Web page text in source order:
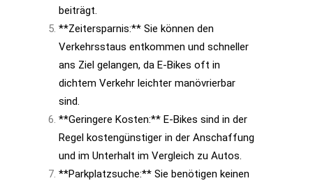
beiträgt.
**Zeitersparnis:** Sie können den
Verkehrsstaus entkommen und schneller
ans Ziel gelangen, da E-Bikes oft in
dichtem Verkehr leichter manövrierbar
sind.
**Geringere Kosten:** E-Bikes sind in der
Regel kostengünstiger in der Anschaffung
und im Unterhalt im Vergleich zu Autos.
**Parkplatzsuche:** Sie benötigen keinen